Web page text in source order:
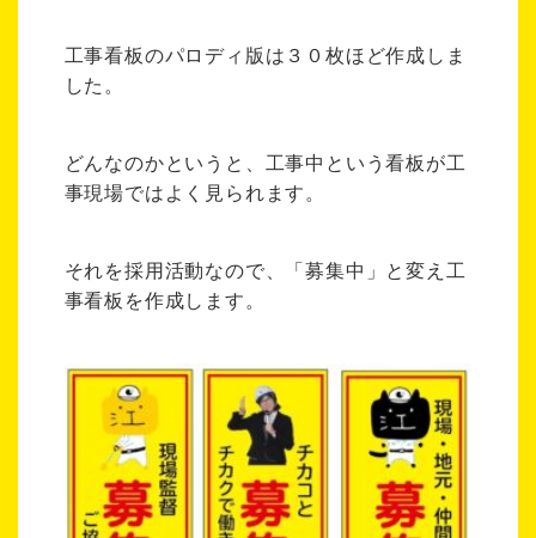
工事看板のパロディ版は３０枚ほど作成しま
した。
どんなのかというと、工事中という看板が工
事現場ではよく見られます。
それを採用活動なので、「募集中」と変え工
事看板を作成します。